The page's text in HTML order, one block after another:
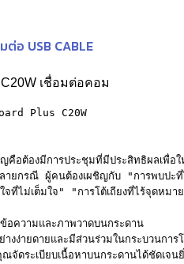
ต่อ USB CABLE
Plus C20W
อต้องมีการประชุมที่มีประสิทธิผลเพื่อ
ลายกรณี ผู้คนต้องเผชิญกับ "การพบป
ไม่เต็มใจ" "การโต้เถียงที่ไร้จุดหมา
อความและภาพวาดบนกระดาน
งง่ายดายและมีส่วนร่วมในกระบวนการ
จัดระเบียบเนื้อหาบนกระดานได้ชัดเจ